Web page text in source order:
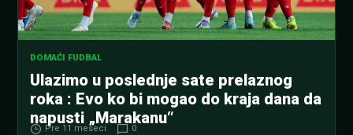
DOMAĆI FUDBAL
Ulazimo u poslednje sate prelaznog
roka : Evo ko bi mogao do kraja dana da
napusti „Marakanu“
Pre 11 meseci 0